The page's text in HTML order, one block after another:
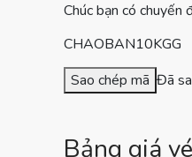
Chúc bạn có chuyến
CHAOBAN10KGG
Sao chép mã Đã
Bảng giá vé